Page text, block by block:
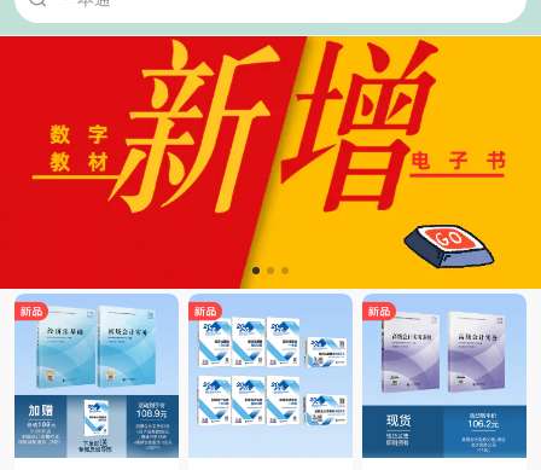
中级会计